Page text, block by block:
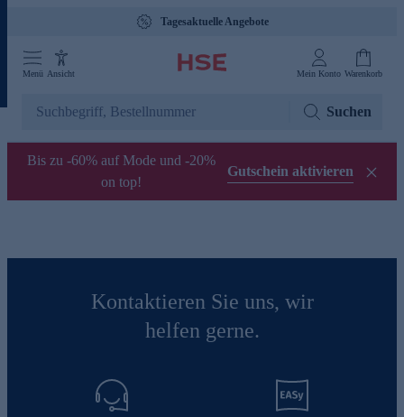
Tagesaktuelle Angebote
Menü Ansicht Mein Konto Warenkorb
Suchen
Bis zu -60% auf Mode und -20%
on top!
Gutschein aktivieren
Kontaktieren Sie uns, wir
helfen gerne.